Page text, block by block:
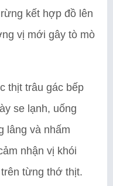
kết hợp đồ lên
vị mới gây tò mò
thịt trâu gác bếp
se lạnh, uống
lâng và nhấm
nhận vị khói
từng thớ thịt.